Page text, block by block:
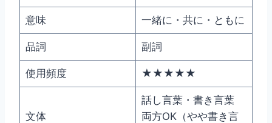
意味 一緒に・共に・ともに
品詞 副詞
使用頻度 ★★★★★
文体
話し言葉・書き言葉
両方OK（やや書き言